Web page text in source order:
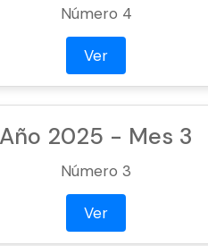
Número 4
Ver
Año 2025 - Mes 3
Número 3
Ver